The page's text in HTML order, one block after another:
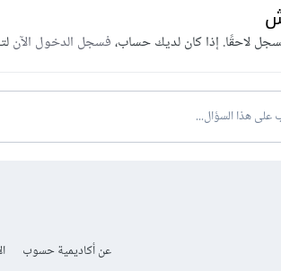
لاحقًا. إذا كان لديك حساب،فسجل الدخول الآن
على هذا السؤال...
عن أكاديمية حسوب